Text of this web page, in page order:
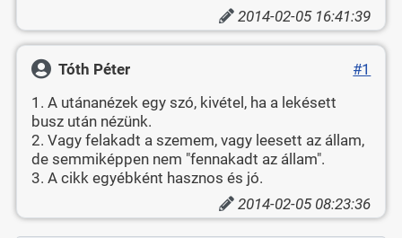
2014-02-05 16:41:39
Tóth Péter
#1
1. A utánanézek egy szó, kivétel, ha a lekésett
busz után nézünk.
2. Vagy felakadt a szemem, vagy leesett az állam,
de semmiképpen nem "fennakadt az állam".
3. A cikk egyébként hasznos és jó.
2014-02-05 08:23:36